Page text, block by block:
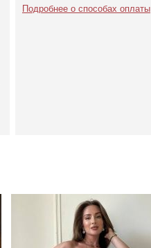
Подробнее о способах оплаты